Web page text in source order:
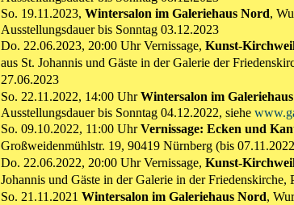
So. 19.11.2023, Wintersalon im Galeriehaus Nord,
Ausstellungsdauer bis Sonntag 03.12.2023
Do. 22.06.2023, 20:00 Uhr Vernissage, Kunst-
aus St. Johannis und Gäste in der Galerie der
27.06.2023
So. 22.11.2022, 14:00 UhrWintersalon im
Ausstellungsdauer bis Sonntag 04.12.2022, siehe
So. 09.10.2022, 11:00 UhrVernissage: Ecken und
Großweidenmühlstr. 19, 90419 Nürnberg (bis
Do. 22.06.2022, 20:00 Uhr Vernissage, Kunst-
Johannis und Gäste in der Galerie in der Friedenskirche,
So. 21.11.2021 Wintersalon im Galeriehaus Nord,